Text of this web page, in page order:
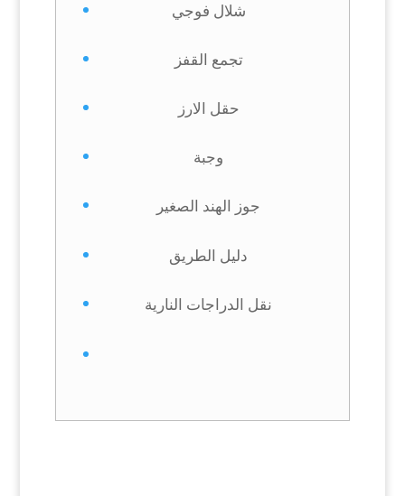
شلال فوجي
تجمع القفز
حقل الارز
وجبة
جوز الهند الصغير
دليل الطريق
نقل الدراجات النارية